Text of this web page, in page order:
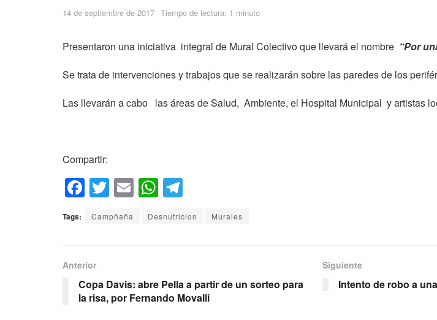
14 de septiembre de 2017 Tiempo de lectura: 1 minuto
Presentaron una iniciativa integral de Mural Colectivo que llevará el nombre “Por
Se trata de intervenciones y trabajos que se realizarán sobre las paredes de los
Las llevarán a cabo las áreas de Salud, Ambiente, el Hospital Municipal y artistas
Compartir:
F
a
c
b
o
o
T
wi
tt
E
m
ail
W
h
at
p
p
el
e
m
Tags: Campñaña Desnutricion Murales
Anterior
Copa Davis: abre Pella a partir de un sorteo para
la risa, por Fernando Movalli
Siguiente
Intento de robo a